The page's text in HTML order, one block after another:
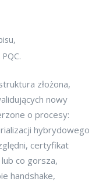
złożona,
nowy
o procesy:
hybrydowego
certyfikat
co gorsza,
handshake,